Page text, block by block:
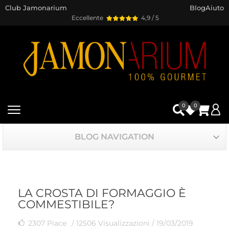
Eccellente 4,9 / 5
Club Jamonarium BlogAiuto
0 0
BLOG NAVIGATION
LA CROSTA DI FORMAGGIO È
COMMESTIBILE?
2307 Piace / 12506 Visualizzazioni / 19/03/2019